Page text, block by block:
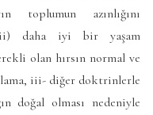
toplumun azınlığını
(ii) daha iyi bir yaşam
olan hırsın normal ve
iii- diğer doktrinlerle
doğal olması nedeniyle